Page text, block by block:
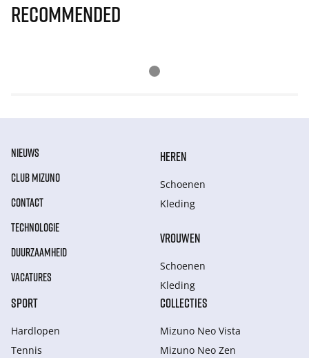
Recommended
NIEUWS
CLUB MIZUNO
CONTACT
TECHNOLOGIE
DUURZAAMHEID
VACATURES
HEREN
Schoenen
Kleding
VROUWEN
Schoenen
Kleding
SPORT
Hardlopen
Tennis
COLLECTIES
Mizuno Neo Vista
Mizuno Neo Zen